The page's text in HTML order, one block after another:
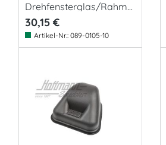
Drehfensterglas/Rahme
n
30,15 €
Artikel-Nr.: 089-0105-10